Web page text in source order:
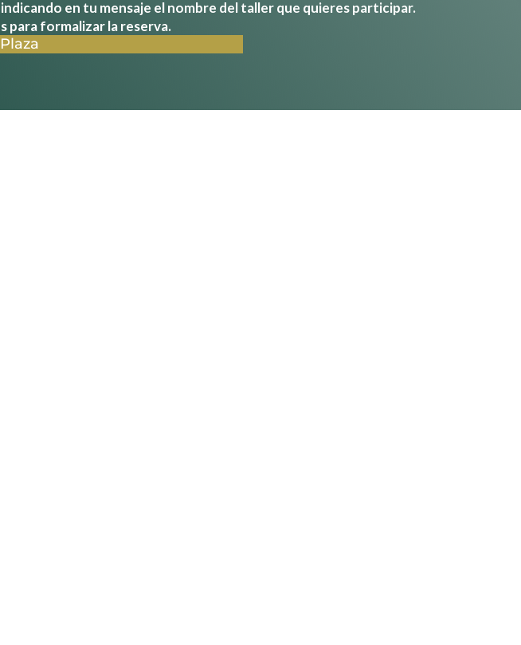
en tu mensaje el nombre del taller que quieres participar.
para formalizar la reserva.